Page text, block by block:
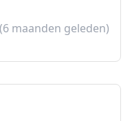
(6 maanden geleden)